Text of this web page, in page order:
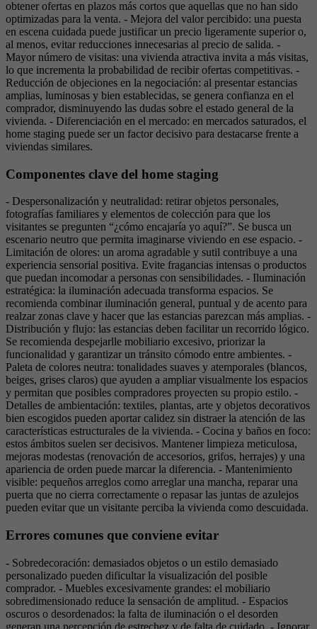
obtener ofertas en plazos más cortos que aquellas que no han sido
optimizadas para la venta. - Mejora del valor percibido: una puesta
en escena cuidada puede justificar un precio ligeramente superior o,
al menos, evitar reducciones innecesarias al precio de salida. -
Mayor número de visitas: una vivienda atractiva invita a más visitas,
lo que incrementa la probabilidad de recibir ofertas competitivas. -
Reducción de objeciones en la negociación: al presentar estancias
amplias, luminosas y bien establecidas, se genera confianza en el
comprador, disminuyendo las dudas sobre el estado general de la
vivienda. - Diferenciación en el mercado: en mercados saturados, el
home staging puede ser un factor decisivo para destacarse frente a
viviendas similares.
Componentes clave del home staging
- Despersonalización y neutralidad: retirar objetos personales,
fotografías familiares y elementos de colección para que los
visitantes se pregunten “¿cómo encajaría yo aquí?”. Se busca un
escenario neutro que permita imaginarse viviendo en ese espacio. -
Limitación de olores: un aroma agradable y sutil contribuye a una
experiencia sensorial positiva. Evite fragancias intensas o productos
que puedan incomodar a personas con sensibilidades. - Iluminación
estratégica: la iluminación adecuada transforma espacios. Se
recomienda combinar iluminación general, puntual y de acento para
realzar zonas clave y hacer que las estancias parezcan más amplias. -
Distribución y flujo: las estancias deben facilitar un recorrido lógico.
Se recomienda despejarlle mobiliario excesivo, priorizar la
funcionalidad y garantizar un tránsito cómodo entre ambientes. -
Paleta de colores neutra: tonalidades suaves y atemporales (blancos,
beiges, grises claros) que ayuden a ampliar visualmente los espacios
y permitan que posibles compradores proyecten su propio estilo. -
Detalles de ambientación: textiles, plantas, arte y objetos decorativos
bien escogidos pueden aportar calidez sin distraer la atención de las
características estructurales de la vivienda. - Cocina y baños en foco:
estos ámbitos suelen ser decisivos. Mantener limpieza meticulosa,
mejoras modestas (renovación de accesorios, grifos, herrajes) y una
apariencia de orden puede marcar la diferencia. - Mantenimiento
visible: pequeños arreglos como arreglar una mancha, reparar una
puerta que no cierra correctamente o repasar las juntas de azulejos
pueden evitar que un visitante perciba la vivienda como descuidada.
Errores comunes que conviene evitar
- Sobredecoración: demasiados objetos o un estilo demasiado
personalizado pueden dificultar la visualización del posible
comprador. - Muebles excesivamente grandes: el mobiliario
sobredimensionado reduce la sensación de amplitud. - Espacios
oscuros o desordenados: la falta de iluminación o el desorden
generan una percepción de estrechez y de falta de cuidado. - Ignorar